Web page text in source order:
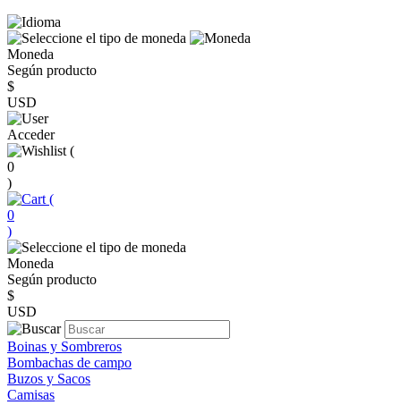
Moneda
Según producto
$
USD
Acceder
(
0
)
(
0
)
Moneda
Según producto
$
USD
Boinas y Sombreros
Bombachas de campo
Buzos y Sacos
Camisas